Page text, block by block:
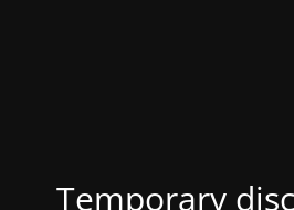
Temporary